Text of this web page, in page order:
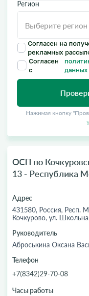
Регион
Согласен на
рекламных
Согласен
с
данных
Нажимая кнопку
ОСП по
13 - Республика
Адрес
431580, Россия, Респ.
Кочкурово, ул.
Руководитель
Аброськина Оксана
Телефон
+7(8342)29-70-08
Часы работы